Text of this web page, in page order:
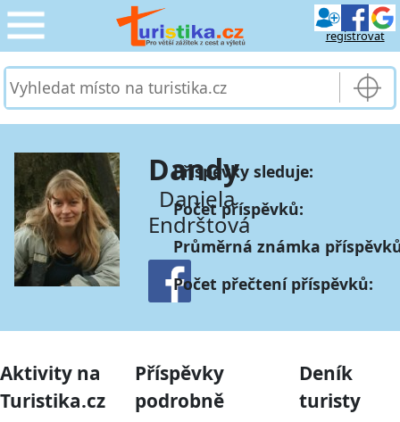
registrovat
CESTOVÁNÍ
SLUŽBY & DOPRAVA ›
PRO TURISTY ›
MOJE TURISTIKA ›
Dandy
Daniela
Endrštová
Příspěvky sleduje:
Počet příspěvků:
Průměrná známka
Počet přečtení příspěvků:
Aktivity na
Turistika.cz
Příspěvky
podrobně
Deník
turisty